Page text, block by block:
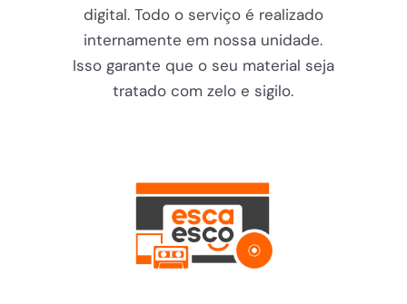
digital. Todo o serviço é realizado
internamente em nossa unidade.
Isso garante que o seu material seja
tratado com zelo e sigilo.